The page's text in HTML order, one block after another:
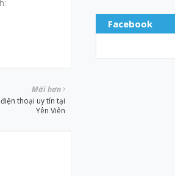
Mới hơn
thoại uy tín tại
Yên Viên
Facebook